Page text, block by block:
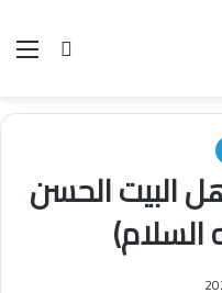
بحث عن
البيت الحسن
السلام)